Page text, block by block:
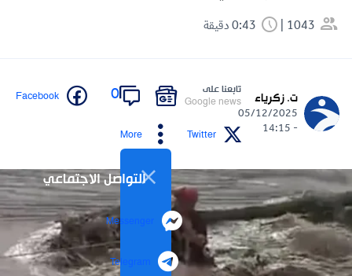
1043
ت. زكرياء
05/12/2025
- 14:15
تابعنا على
Google news
0
Facebook
Twitter
More
التواصل الاجتماعي
Messenger
Telegram